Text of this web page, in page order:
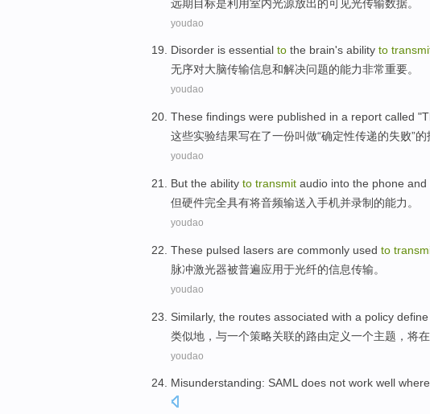
远期目标是利用室内光源放出的可见光传输数据。
youdao
Disorder is essential to the brain's ability to
无序对大脑传输信息和解决问题的能力非常重要。
youdao
These findings were published in a report called "
这些实验结果写在了一份叫做“确定性传递的失败”的
youdao
But the ability to transmit audio into the phone and
但硬件完全具有将音频输送 入手机并录制 的能力 。
youdao
These pulsed lasers are commonly used to
脉冲激光器被普遍应用于光纤的信息传输。
youdao
Similarly, the routes associated with a policy define
类似地 ， 与一个策略关联的路由定义一个主题 ， 将在
youdao
Misunderstanding: SAML does not work well where